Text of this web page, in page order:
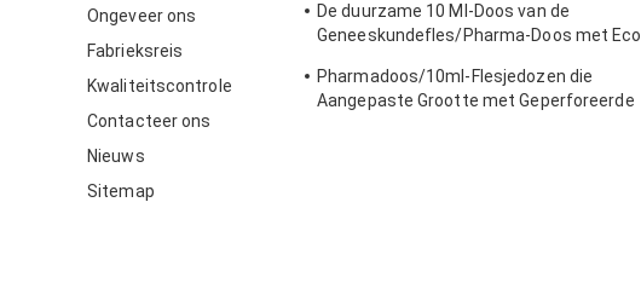
Ongeveer ons
Fabrieksreis
Kwaliteitscontrole
Contacteer ons
Nieuws
Sitemap
De duurzame 10 Ml-Doos van de
Geneeskundefles/Pharma-Doos met Eco
Pharmadoos/10ml-Flesjedozen die
Aangepaste Grootte met Geperforeerde